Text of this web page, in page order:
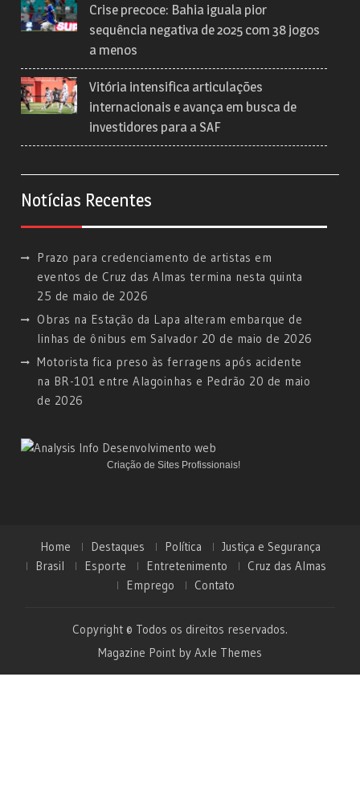
Crise precoce: Bahia iguala pior
sequência negativa de 2025 com 38 jogos
a menos
Vitória intensifica articulações
internacionais e avança em busca de
investidores para a SAF
Notícias Recentes
Prazo para credenciamento de artistas em
eventos de Cruz das Almas termina nesta quinta
25 de maio de 2026
Obras na Estação da Lapa alteram embarque de
linhas de ônibus em Salvador 20 de maio de 2026
Motorista fica preso às ferragens após acidente
na BR-101 entre Alagoinhas e Pedrão 20 de maio
de 2026
Criação de Sites Profissionais!
Home Destaques Política
Justiça e Segurança
Brasil
Esporte Entretenimento
Cruz das Almas
Emprego
Contato
Copyright © Todos os direitos reservados.
Magazine Point by Axle Themes